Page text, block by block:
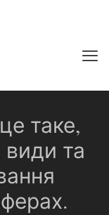
таке,
види та